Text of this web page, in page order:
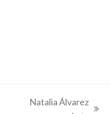
Natalia Álvarez